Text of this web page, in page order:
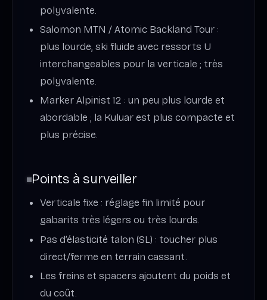
polyvalente.
Salomon MTN / Atomic Backland Tour :
plus lourde, ski fluide avec ressorts U
interchangeables pour la verticale ; très
polyvalente.
Marker Alpinist 12 : un peu plus lourde et
abordable ; la Kuluar est plus compacte et
plus précise.
Points à surveiller
Verticale fixe : réglage fin limité pour
gabarits très légers ou très lourds.
Pas d’élasticité talon (SL) : toucher plus
direct/ferme en terrain cassant.
Les freins et spacers ajoutent du poids et
du coût.